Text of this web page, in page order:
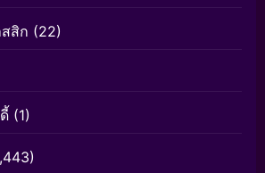
สิก (22)
(1)